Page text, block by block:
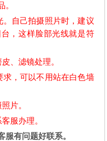
。
。自己拍摄照片时，建议
，这样脸部光线就是符
、滤镜处理。
求，可以不用站在白色墙
片。
服办理。
服有问题好联系。